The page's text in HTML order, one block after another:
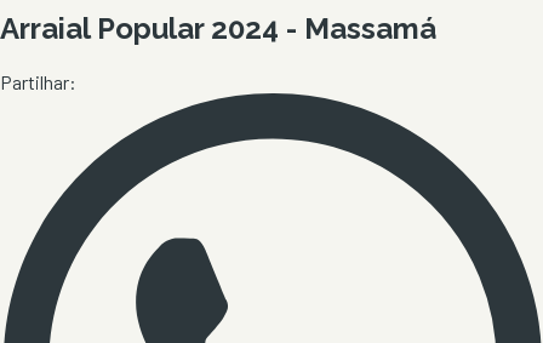
Arraial Popular 2024 - Massamá
Partilhar: